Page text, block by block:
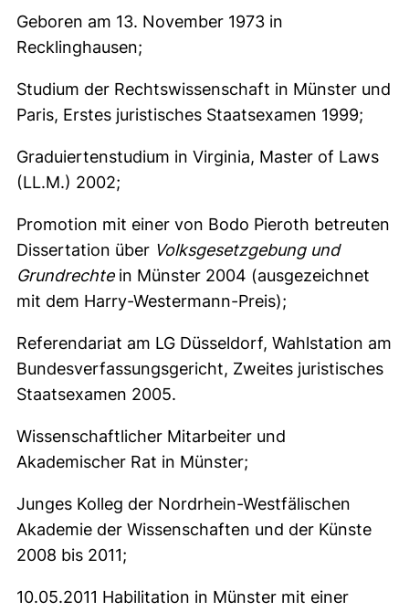
Geboren am 13. November 1973 in
Recklinghausen;
Studium der Rechtswissenschaft in Münster und
Paris, Erstes juristisches Staatsexamen 1999;
Graduiertenstudium in Virginia, Master of Laws
(LL.M.) 2002;
Promotion mit einer von Bodo Pieroth betreuten
Dissertation über Volksgesetzgebung und
Grundrechtein Münster 2004 (ausgezeichnet
mit dem Harry-Westermann-Preis);
Referendariat am LG Düsseldorf, Wahlstation am
Bundesverfassungsgericht, Zweites juristisches
Staatsexamen 2005.
Wissenschaftlicher Mitarbeiter und
Akademischer Rat in Münster;
Junges Kolleg der Nordrhein-Westfälischen
Akademie der Wissenschaften und der Künste
2008 bis 2011;
10.05.2011 Habilitation in Münster mit einer